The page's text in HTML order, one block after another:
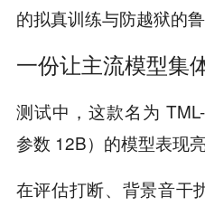
的拟真训练与防越狱的鲁
一份让主流模型集
测试中，这款名为
参数 12B）的模型表现亮
在评估打断、背景音干